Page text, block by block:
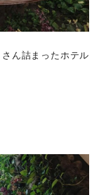
ん詰まったホテル